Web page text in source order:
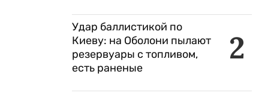
2
Удар баллистикой по
Киеву: на Оболони пылают
резервуары с топливом,
есть раненые